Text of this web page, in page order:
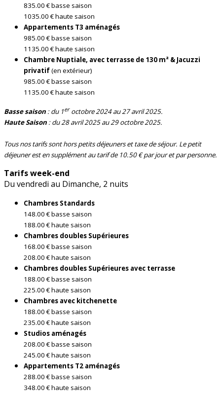
835.00 € basse saison
1035.00 € haute saison
Appartements T3 aménagés
985.00 € basse saison
1135.00 € haute saison
Chambre Nuptiale, avec terrasse de 130 m² & Jacuzzi
privatif(en extérieur)
985.00 € basse saison
1135.00 € haute saison
Basse saison : du 1eroctobre 2024 au 27 avril 2025.
Haute Saison : du 28 avril 2025 au 29 octobre 2025.
Tous nos tarifs sont hors petits déjeuners et taxe de séjour. Le petit
déjeuner est en supplément au tarif de 10.50 € par jour et par personne.
Tarifs week-end
Du vendredi au Dimanche, 2 nuits
Chambres Standards
148.00 € basse saison
188.00 € haute saison
Chambres doubles Supérieures
168.00 € basse saison
208.00 € haute saison
Chambres doubles Supérieures avec terrasse
188.00 € basse saison
225.00 € haute saison
Chambres avec kitchenette
188.00 € basse saison
235.00 € haute saison
Studios aménagés
208.00 € basse saison
245.00 € haute saison
Appartements T2 aménagés
288.00 € basse saison
348.00 € haute saison